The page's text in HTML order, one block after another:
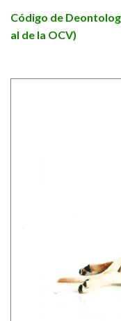
Código de
al de la OCV)